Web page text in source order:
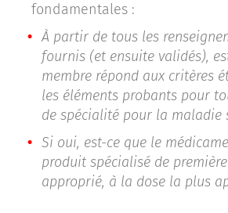
fondamentales :
À partir de tous les
fournis (et ensuite validés),
membre répond aux critères
les éléments probants pour
de spécialité pour la maladie
Si oui, est-ce que le
produit spécialisé de
approprié, à la dose la plus